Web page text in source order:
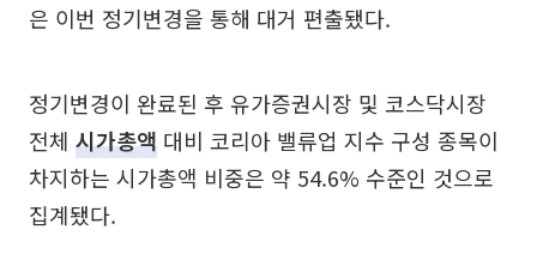
은 이번 정기변경을 통해 대거 편출됐다.
정기변경이 완료된 후 유가증권시장 및 코스닥시장
전체 시가총액 대비 코리아 밸류업 지수 구성 종목이
차지하는 시가총액 비중은 약 54.6% 수준인 것으로
집계됐다.